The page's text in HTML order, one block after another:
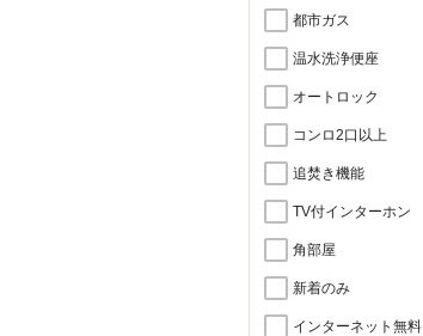
都市ガス
温水洗浄便座
オートロック
コンロ2口以上
追焚き機能
TV付インターホン
角部屋
新着のみ
インターネット無料